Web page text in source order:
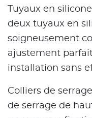
Tuyaux en
deux tuyaux en
soigneusement
ajustement
installation sans
Colliers de
de serrage de